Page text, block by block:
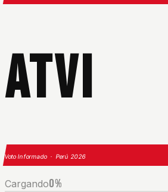
ATVI
Voto Informado · Perú 2026
Cargando0%